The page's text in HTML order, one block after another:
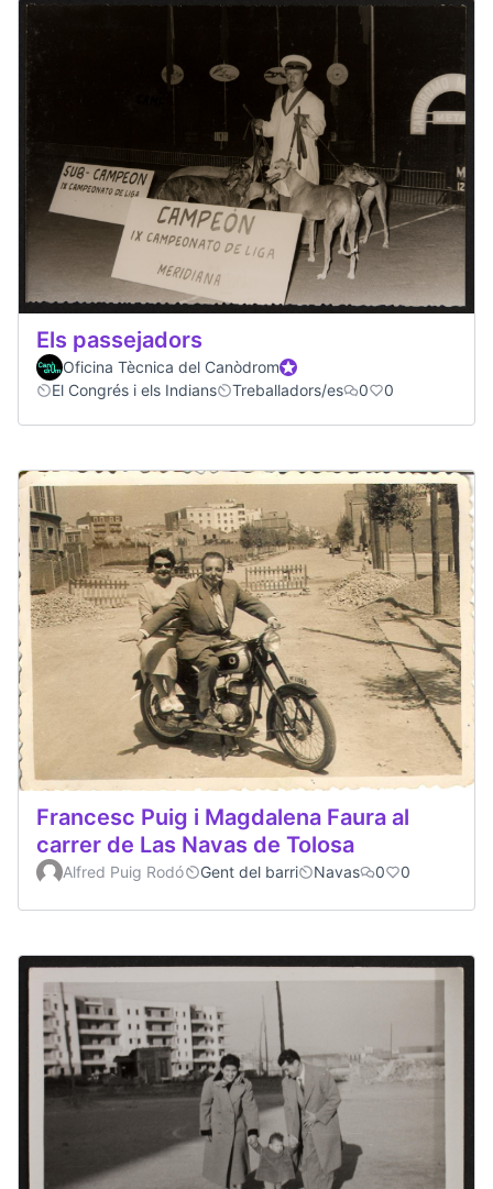
Els passejadors
Oficina Tècnica del CanòdromOfficial participant
El Congrés i els Indians
Treballadors/es 0 0
Francesc Puig i Magdalena Faura al
carrer de Las Navas de Tolosa
Alfred Puig Rodó Gent del barri Navas 0 0